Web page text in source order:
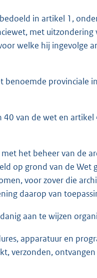
in artikel 1,
met uitzondering
welke hij ingevolge
provinciale
van de wet en
het beheer van de
op grond van de Wet
voor zover die
daarop van
aan te wijzen
apparatuur en
verzonden,